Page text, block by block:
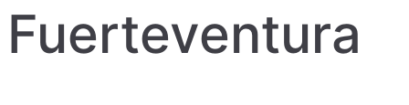
Fuerteventura